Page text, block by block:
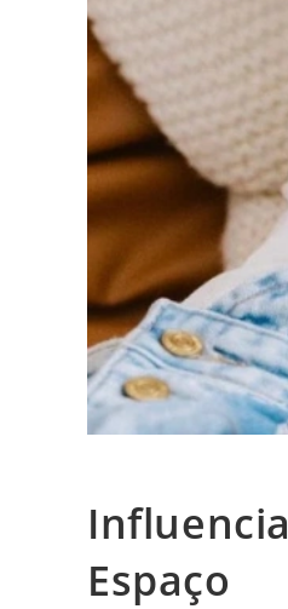
Espaço